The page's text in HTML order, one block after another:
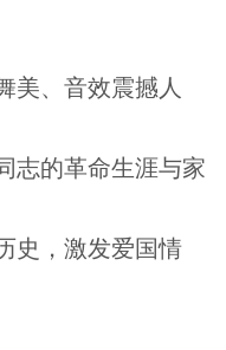
美、音效震撼人
志的革命生涯与家
史，激发爱国情